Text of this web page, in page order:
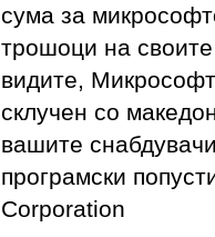
сума за
трошоци на
видите,
склучен со
вашите
програмски
Corporation